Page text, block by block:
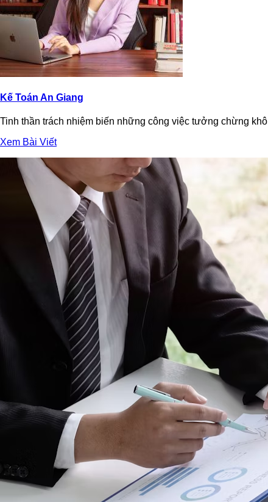
Kế Toán An Giang
Tinh thần trách nhiệm biến những công việc tưởng chừng
Xem Bài Viết